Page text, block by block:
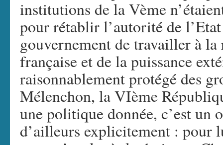
institutions de la Vème
pour rétablir l’autorité de
gouvernement de travailler à
française et de la puissance
raisonnablement protégé des
Mélenchon, la VIème
une politique donnée, c’est
d’ailleurs explicitement : pour